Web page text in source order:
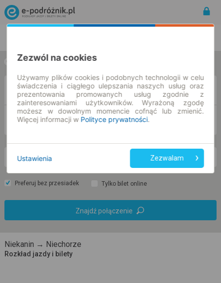
w obie strony
Z
DO
so. 8 sie.
Preferuj bez przesiadek Tylko bilet online
Znajdź połączenie
Niekanin → Niechorze
Rozkład jazdy i bilety
Zezwól na cookies
Używamy plików cookies i podobnych technologii w celu
świadczenia i ciągłego ulepszania naszych usług oraz
prezentowania promowanych usług zgodnie z
zainteresowaniami użytkowników. Wyrażoną zgodę
możesz w dowolnym momencie cofnąć lub zmienić.
Więcej informacji w Polityce prywatności.
Ustawienia Zezwalam